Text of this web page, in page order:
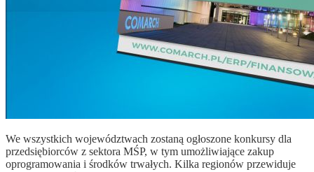
We wszystkich województwach zostaną ogłoszone konkursy dla
przedsiębiorców z sektora MŚP, w tym umożliwiające zakup
oprogramowania i środków trwałych. Kilka regionów przewiduje